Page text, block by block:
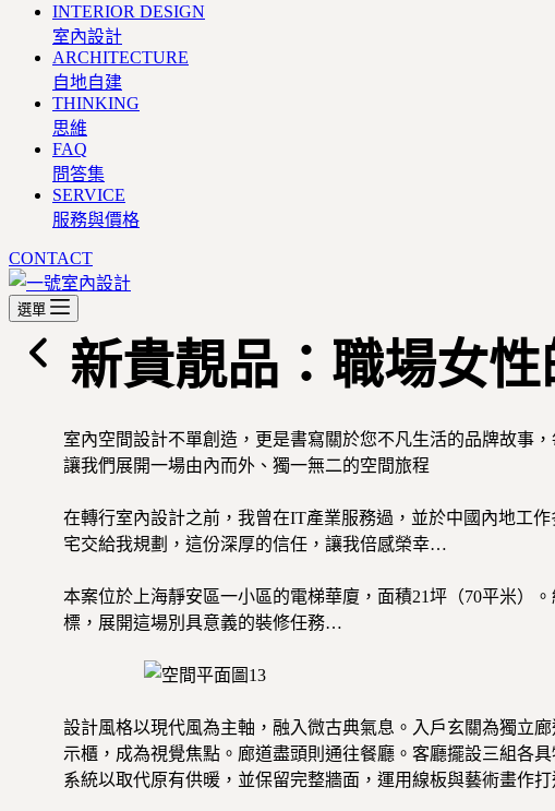
INTERIOR DESIGN
室內設計
ARCHITECTURE
自地自建
THINKING
思維
FAQ
問答集
SERVICE
服務與價格
CONTACT
選單
新貴靚品：職場女
室內空間設計不單創造，更是書寫關於您不凡生活的品牌故事
讓我們展開一場由內而外、獨一無二的空間旅程
在轉行室內設計之前，我曾在IT產業服務過，並於中國內地工
宅交給我規劃，這份深厚的信任，讓我倍感榮幸…
本案位於上海靜安區一小區的電梯華廈，面積21坪（70平米）
標，展開這場別具意義的裝修任務…
設計風格以現代風為主軸，融入微古典氣息。入戶玄關為獨立
示櫃，成為視覺焦點。廊道盡頭則通往餐廳。客廳擺設三組各
系統以取代原有供暖，並保留完整牆面，運用線板與藝術畫作